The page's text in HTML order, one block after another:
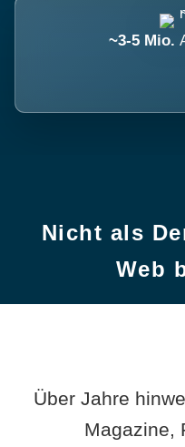
~3-5 Mio.
Nicht als
Web
Über Jahre
Magazine,